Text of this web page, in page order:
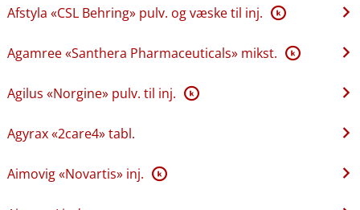
Afstyla «CSL Behring» pulv. og væske til inj. K
Agamree «Santhera Pharmaceuticals» mikst. K
Agilus «Norgine» pulv. til inj. K
Agyrax «2care4» tabl.
Aimovig «Novartis» inj. K